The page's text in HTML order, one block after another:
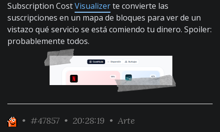
Subscription CostVisualizerte convierte las
suscripciones en un mapa de bloques para ver de un
vistazo qué servicio se está comiendo tu dinero. Spoiler:
probablemente todos.
• #47857 • 20:28:19 • Arte